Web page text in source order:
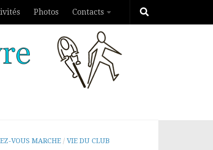
Photos Contacts
VOUS MARCHE / VIE DU CLUB